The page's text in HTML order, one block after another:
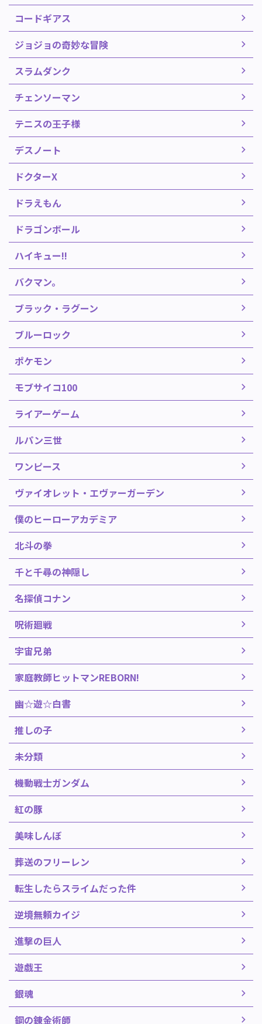
コードギアス
ジョジョの奇妙な冒険
スラムダンク
チェンソーマン
テニスの王子様
デスノート
ドクターX
ドラえもん
ドラゴンボール
ハイキュー!!
バクマン。
ブラック・ラグーン
ブルーロック
ポケモン
モブサイコ100
ライアーゲーム
ルパン三世
ワンピース
ヴァイオレット・エヴァーガーデン
僕のヒーローアカデミア
北斗の拳
千と千尋の神隠し
名探偵コナン
呪術廻戦
宇宙兄弟
家庭教師ヒットマンREBORN!
幽☆遊☆白書
推しの子
未分類
機動戦士ガンダム
紅の豚
美味しんぼ
葬送のフリーレン
転生したらスライムだった件
逆境無頼カイジ
進撃の巨人
遊戯王
銀魂
鋼の錬金術師